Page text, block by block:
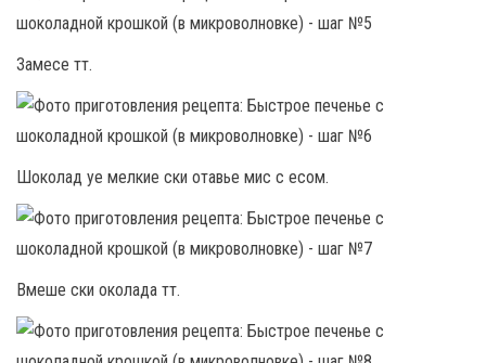
Замесе тт.
Шоколад уе мелкие ски отавье мис с есом.
Вмеше ски околада тт.